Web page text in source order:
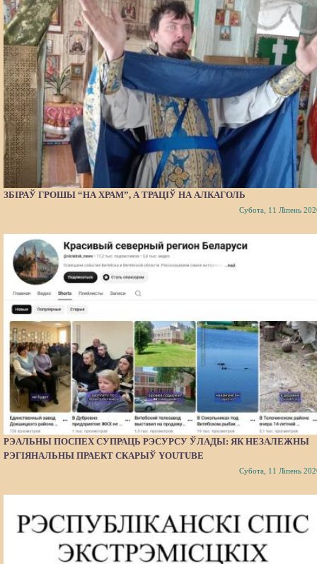
ЗБІРАЎ ГРОШЫ “НА ХРАМ”, А ТРАЦІЎ НА АЛКАГОЛЬ
Субота, 11 Ліпень
РЭАЛЬНЫ ПОСПЕХ СУПРАЦЬ РЭСУРСУ ЎЛАДЫ: ЯК НЕЗАЛЕЖНЫ
РЭГІЯНАЛЬНЫ ПРАЕКТ СКАРЫЎ YOUTUBE
Субота, 11 Ліпень